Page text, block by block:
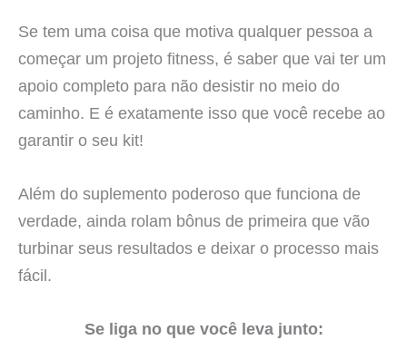
Se tem uma coisa que motiva qualquer pessoa a
começar um projeto fitness, é saber que vai ter um
apoio completo para não desistir no meio do
caminho. E é exatamente isso que você recebe ao
garantir o seu kit!
Além do suplemento poderoso que funciona de
verdade, ainda rolam bônus de primeira que vão
turbinar seus resultados e deixar o processo mais
fácil.
Se liga no que você leva junto: